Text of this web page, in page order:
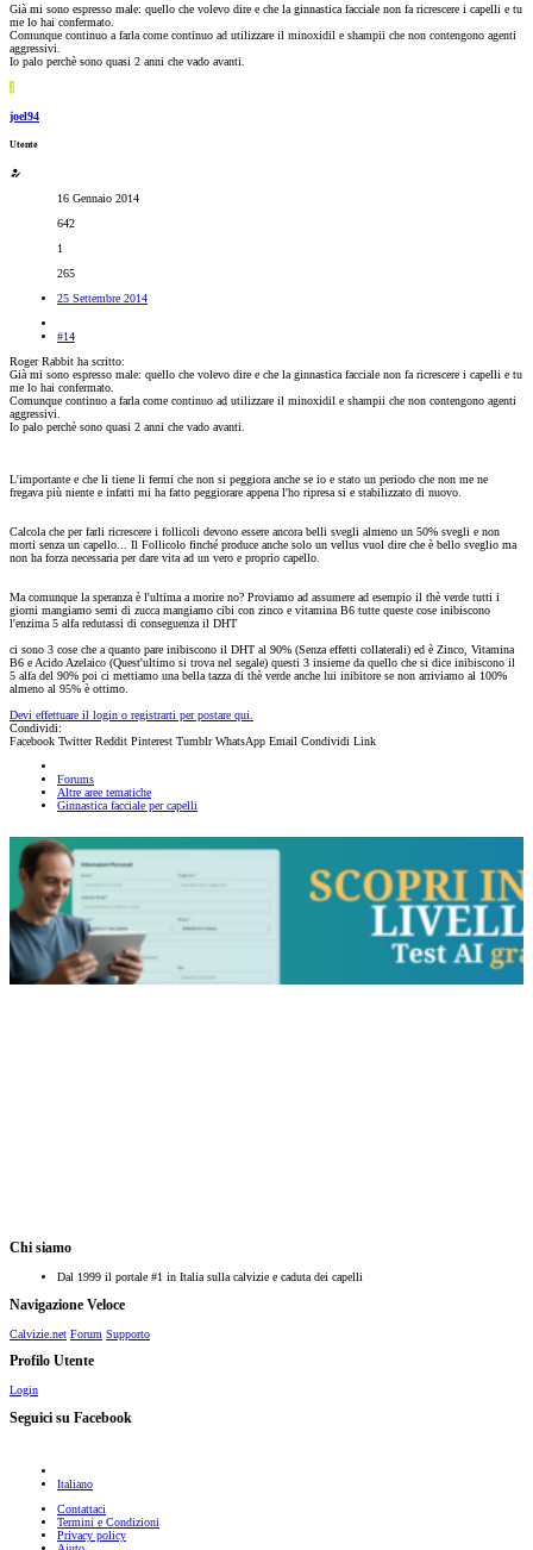
Già mi sono espresso male: quello che volevo dire e che la ginnastica facciale non fa ricrescere i capelli e tu
me lo hai confermato.
Comunque continuo a farla come continuo ad utilizzare il minoxidil e shampii che non contengono agenti
aggressivi.
Io palo perchè sono quasi 2 anni che vado avanti.
J
joel94
Utente
16 Gennaio 2014
642
1
265
25 Settembre 2014
#14
Roger Rabbit ha scritto:
Già mi sono espresso male: quello che volevo dire e che la ginnastica facciale non fa ricrescere i capelli e tu
me lo hai confermato.
Comunque continuo a farla come continuo ad utilizzare il minoxidil e shampii che non contengono agenti
aggressivi.
Io palo perchè sono quasi 2 anni che vado avanti.
L'importante e che li tiene li fermi che non si peggiora anche se io e stato un periodo che non me ne
fregava più niente e infatti mi ha fatto peggiorare appena l'ho ripresa si e stabilizzato di nuovo.
Calcola che per farli ricrescere i follicoli devono essere ancora belli svegli almeno un 50% svegli e non
morti senza un capello... Il Follicolo finché produce anche solo un vellus vuol dire che è bello sveglio ma
non ha forza necessaria per dare vita ad un vero e proprio capello.
Ma comunque la speranza è l'ultima a morire no? Proviamo ad assumere ad esempio il thè verde tutti i
giorni mangiamo semi di zucca mangiamo cibi con zinco e vitamina B6 tutte queste cose inibiscono
l'enzima 5 alfa redutassi di conseguenza il DHT
ci sono 3 cose che a quanto pare inibiscono il DHT al 90% (Senza effetti collaterali) ed è Zinco, Vitamina
B6 e Acido Azelaico (Quest'ultimo si trova nel segale) questi 3 insieme da quello che si dice inibiscono il
5 alfa del 90% poi ci mettiamo una bella tazza di thè verde anche lui inibitore se non arriviamo al 100%
almeno al 95% è ottimo.
Devi effettuare il login o registrarti per postare qui.
Condividi:
Facebook Twitter Reddit Pinterest Tumblr WhatsApp Email Condividi Link
Forums
Altre aree tematiche
Ginnastica facciale per capelli
Chi siamo
Dal 1999 il portale #1 in Italia sulla calvizie e caduta dei capelli
Navigazione Veloce
Calvizie.net Forum Supporto
Profilo Utente
Login
Seguici su Facebook
Italiano
Contattaci
Termini e Condizioni
Privacy policy